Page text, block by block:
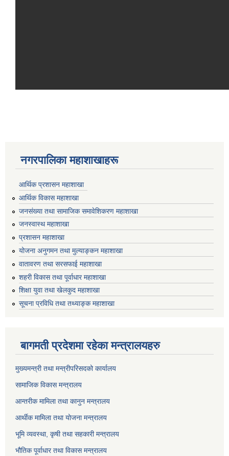
नगरपालिका महाशाखाहरू
आर्थिक प्रशासन महाशाखा
आर्थिक विकास महाशाखा
जनसंख्या तथा सामाजिक समावेशिकरण महाशाखा
जनस्वास्थ महाशाखा
प्रशासन महाशाखा
योजना अनुगमन तथा मुल्याङ्कन महाशाखा
वातावरण तथा सरसफाई महाशाखा
शहरी विकास तथा पूर्वाधार महाशाखा
शिक्षा युवा तथा खेलकुद महाशाखा
सूचना प्रविधि तथा तथ्याङ्क महाशाखा
बागमती प्रदेशमा रहेका मन्त्रालयहरु
मुख्यमन्त्री तथा मन्त्रीपरिसदको कार्यालय
सामाजिक विकास मन्त्रालय
आन्तरीक मामिला तथा कानुन मन्त्रालय
आर्थीक मामिला तथा योजना मन्त्रालय
भूमि व्यवस्था, कृषी तथा सहकारी मन्त्रालय
भौतिक पूर्वाधार तथा विकास मन्त्रालय